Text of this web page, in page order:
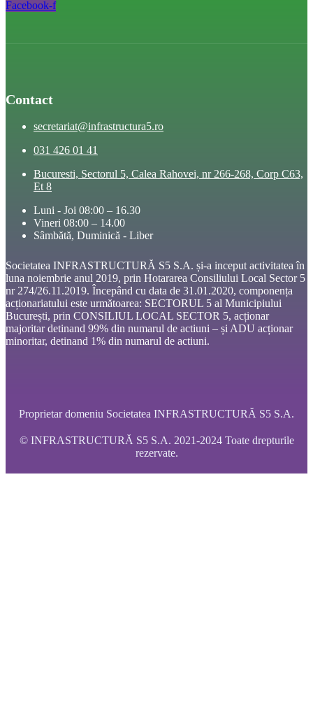
Facebook-f
Contact
secretariat@infrastructura5.ro
031 426 01 41
Bucuresti, Sectorul 5, Calea Rahovei, nr 266-268, Corp C63,
Et 8
Luni - Joi 08:00 – 16.30
Vineri 08:00 – 14.00
Sâmbătă, Duminică - Liber
Societatea INFRASTRUCTURĂ S5 S.A. și-a inceput activitatea în
luna noiembrie anul 2019, prin Hotararea Consiliului Local Sector 5
nr 274/26.11.2019. Începând cu data de 31.01.2020, componența
acționariatului este următoarea: SECTORUL 5 al Municipiului
București, prin CONSILIUL LOCAL SECTOR 5, acționar
majoritar detinand 99% din numarul de actiuni – și ADU acționar
minoritar, detinand 1% din numarul de actiuni.
Proprietar domeniu Societatea INFRASTRUCTURĂ S5 S.A.
© INFRASTRUCTURĂ S5 S.A. 2021-2024 Toate drepturile
rezervate.